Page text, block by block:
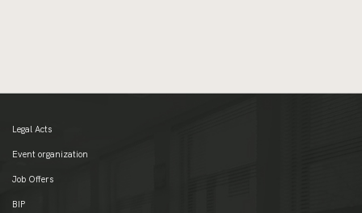
Legal Acts
Event organization
Job Offers
BIP